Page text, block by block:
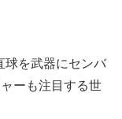
球を武器にセンバ
ーも注目する世